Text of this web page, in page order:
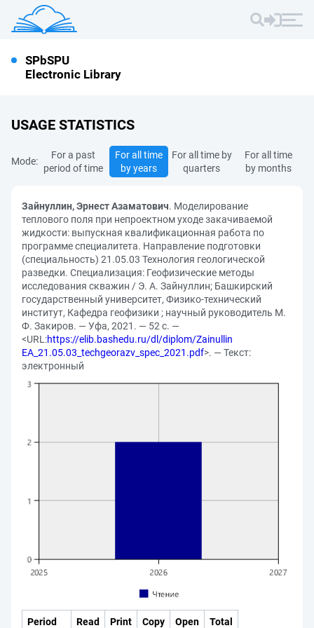
SPbSPU
Electronic Library
USAGE STATISTICS
Mode:
For a past
period of time
For all time
by years
For all time by
quarters
For all time
by months
Зайнуллин, Эрнест Азаматович. Моделирование
теплового поля при непроектном уходе закачиваемой
жидкости: выпускная квалификационная работа по
программе специалитета. Направление подготовки
(специальность) 21.05.03 Технология геологической
разведки. Специализация: Геофизические методы
исследования скважин / Э. А. Зайнуллин; Башкирский
государственный университет, Физико-технический
институт, Кафедра геофизики ; научный руководитель М.
Ф. Закиров. — Уфа, 2021. — 52 с. —
<URL:https://elib.bashedu.ru/dl/diplom/Zainullin
EA_21.05.03_techgeorazv_spec_2021.pdf>. — Текст:
электронный
Period Read Print Copy Open Total